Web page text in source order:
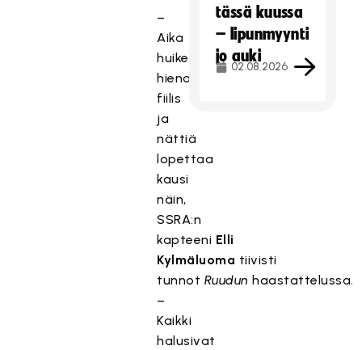
–
Aika
huikean
hieno
fiilis
ja
nättiä
lopettaa
kausi
näin,
SSRA:n
kapteeni Elli
Kylmäluoma tiivisti
tunnot Ruudun haastattelussa.
–
Kaikki
halusivat
tässä kuussa
– lipunmyynti
jo auki
02.08.2026